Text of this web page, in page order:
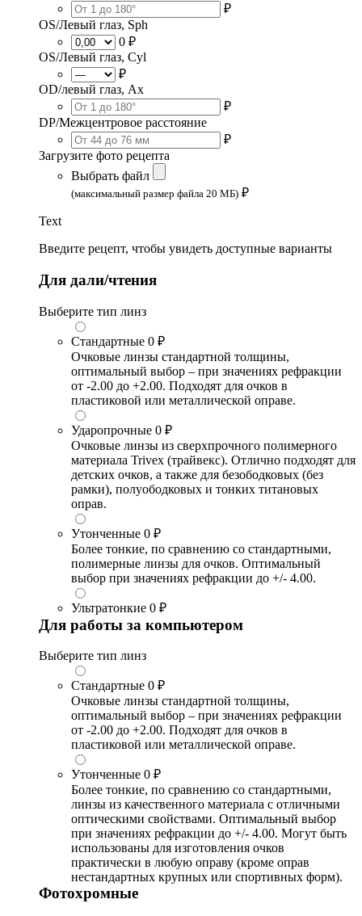
₽
OS/Левый глаз, Sph
0 ₽
OS/Левый глаз, Cyl
₽
OD/левый глаз, Ax
₽
DP/Межцентровое расстояние
₽
Загрузите фото рецепта
Выбрать файл
(максимальный размер файла 20 МБ) ₽
Text
Введите рецепт, чтобы увидеть доступные варианты
Для дали/чтения
Выберите тип линз
Стандартные 0 ₽
Очковые линзы стандартной толщины,
оптимальный выбор – при значениях рефракции
от -2.00 до +2.00. Подходят для очков в
пластиковой или металлической оправе.
Ударопрочные 0 ₽
Очковые линзы из сверхпрочного полимерного
материала Trivex (трайвекс). Отлично подходят для
детских очков, а также для безободковых (без
рамки), полуободковых и тонких титановых
оправ.
Утонченные 0 ₽
Более тонкие, по сравнению со стандартными,
полимерные линзы для очков. Оптимальный
выбор при значениях рефракции до +/- 4.00.
Ультратонкие 0 ₽
Для работы за компьютером
Выберите тип линз
Стандартные 0 ₽
Очковые линзы стандартной толщины,
оптимальный выбор – при значениях рефракции
от -2.00 до +2.00. Подходят для очков в
пластиковой или металлической оправе.
Утонченные 0 ₽
Более тонкие, по сравнению со стандартными,
линзы из качественного материала с отличными
оптическими свойствами. Оптимальный выбор
при значениях рефракции до +/- 4.00. Могут быть
использованы для изготовления очков
практически в любую оправу (кроме оправ
нестандартных крупных или спортивных форм).
Фотохромные